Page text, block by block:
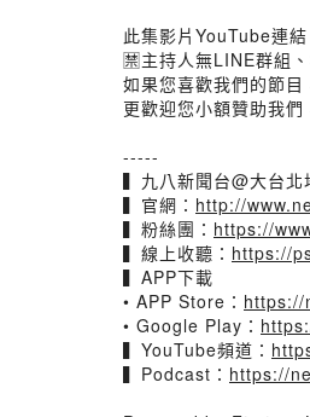
此集影片YouTube連結
🈲主持人無LINE群組
如果您喜歡我們的節目
更歡迎您小額贊助我
-----
▍九八新聞台@大台北
▍官網： http://
▍粉絲團： https://
▍線上收聽： https://
▍APP下載
• APP Store： https://
• Google Play：
▍YouTube頻道：
▍Podcast： https://